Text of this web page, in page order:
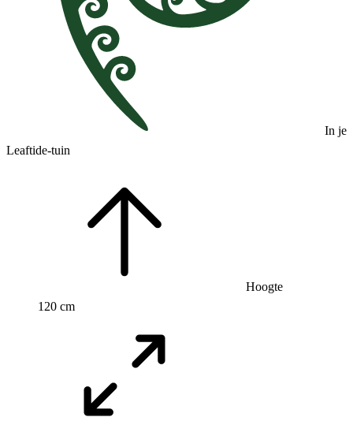
In je
Leaftide-tuin
Hoogte
120 cm